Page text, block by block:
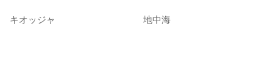
キオッジャ 地中海